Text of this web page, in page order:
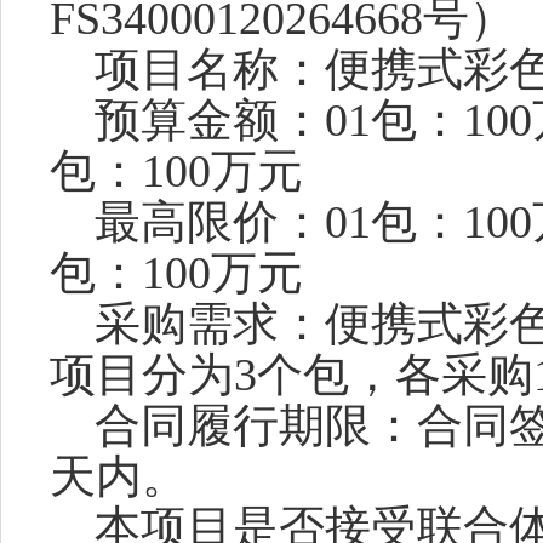
FS34000120264668号）
项目名称： 便携式彩
预算金额： 01包： 10
包： 100万元
最高限价： 01包： 10
包： 100万元
采购需求： 便携式彩
项目分为3个包，各采购
合同履行期限：合同
天内。
本项目是否接受联合